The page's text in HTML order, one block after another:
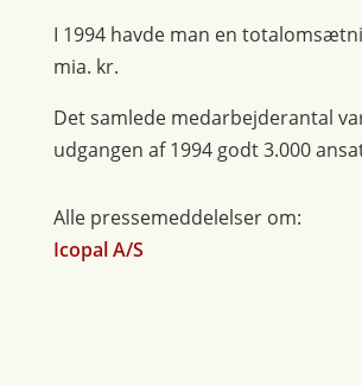
I 1994 havde man en
mia. kr.
Det samlede medarbejderantal
udgangen af 1994 godt 3.000
Alle pressemeddelelser om:
Icopal A/S